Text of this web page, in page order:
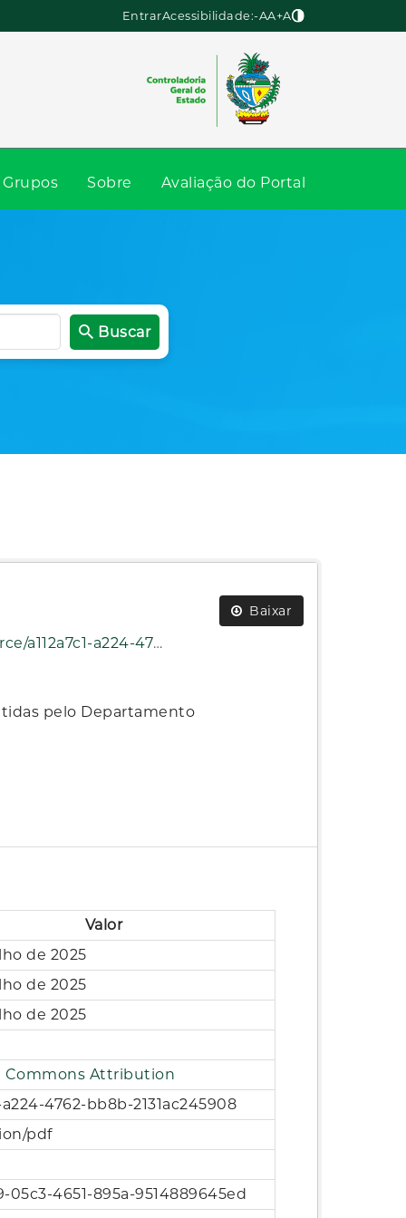
EntrarAcessibilidade:-AA+A
Grupos Sobre Avaliação do Portal
Buscar
Baixar
cnh-emitidas-24_07_2025.pdf
pelo Departamento
Valor
de 2025
de 2025
de 2025
Commons Attribution
a224-4762-bb8b-2131ac245908
pdf
05c3-4651-895a-9514889645ed